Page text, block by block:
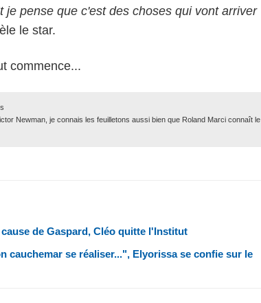
je pense que c'est des choses qui vont arriver
le star.
commence...
Newman, je connais les feuilletons aussi bien que Roland Marci connaît le
de Gaspard, Cléo quitte l'Institut
cauchemar se réaliser...", Elyorissa se confie sur le